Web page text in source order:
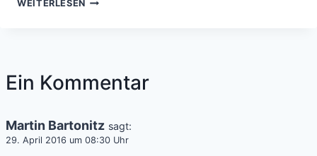
WEITERLESEN
DER
KLAPPT
Ein Kommentar
Martin Bartonitz sagt:
29. April 2016 um 08:30 Uhr